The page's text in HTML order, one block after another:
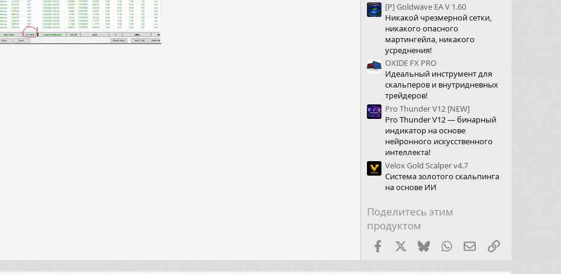
[Р] Goldwave EA V 1.60
Никакой чрезмерной сетки,
никакого опасного
мартингейла, никакого
усреднения!
OXIDE FX PRO
Идеальный инструмент для
скальперов и внутридневных
трейдеров!
Pro Thunder V12 [NEW]
Pro Thunder V12 — бинарный
индикатор на основе
нейронного искусственного
интеллекта!
Velox Gold Scalper v4.7
Система золотого скальпинга
на основе ИИ
Поделитесь этим
продуктом
FacebookX (Twitter)
Bluesky WhatsApp
Электронная почта
Ссылка